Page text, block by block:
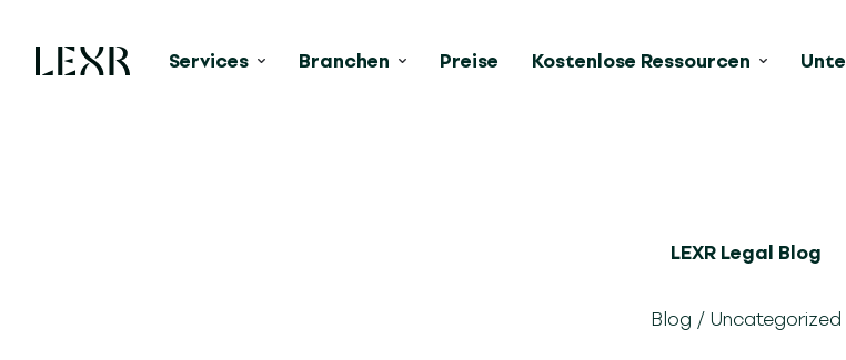
Services Branchen Preise Kostenlose Ressourcen
LEXR Legal Blog
Blog / Uncategorized